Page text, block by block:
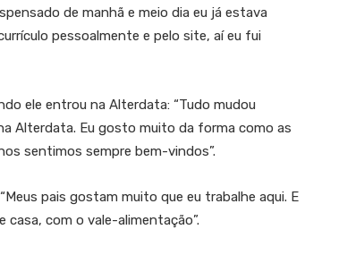
de manhã e meio dia eu já estava
pessoalmente e pelo site, aí eu fui
ele entrou na Alterdata: “Tudo mudou
Alterdata. Eu gosto muito da forma como as
sentimos sempre bem-vindos”.
pais gostam muito que eu trabalhe aqui. E
com o vale-alimentação”.